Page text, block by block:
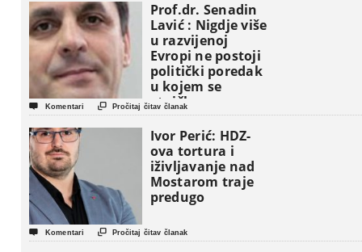
Prof.dr. Senadin
Lavić : Nigdje više
u razvijenoj
Evropi ne postoji
politički poredak
u kojem se
etničke grupe
pojavljuju kao
osnovne
političke jedinice
 Komentari  Pročitaj čitav članak
Ivor Perić: HDZ-
ova tortura i
iživljavanje nad
Mostarom traje
predugo
 Komentari  Pročitaj čitav članak